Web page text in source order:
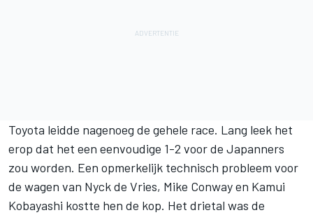
Toyota leidde nagenoeg de gehele race. Lang leek het
erop dat het een eenvoudige 1-2 voor de Japanners
zou worden. Een opmerkelijk technisch probleem voor
de wagen van Nyck de Vries, Mike Conwayen Kamui
Kobayashi kostte hen de kop. Het drietal was de